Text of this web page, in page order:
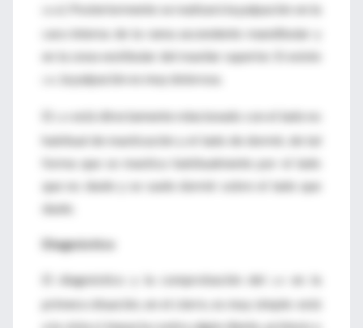
). Posteriormente se realizará la palpación en la
cara interna de la rama ascendente mandibular y
en la zona vestibular del maxilar superior. Si existe
, la palpación es muy dolorosa.
está directamente relacionado con el lado no
habitual de masticación y el lado de dormir, de tal
forma que se mastica habitualmente por el lado
que no duele y se suele dormir sobre el lado que
duele.
Diagnóstico
El diagnóstico y la comprobación del
en la
primera situación, en el cierre, es muy simple: está